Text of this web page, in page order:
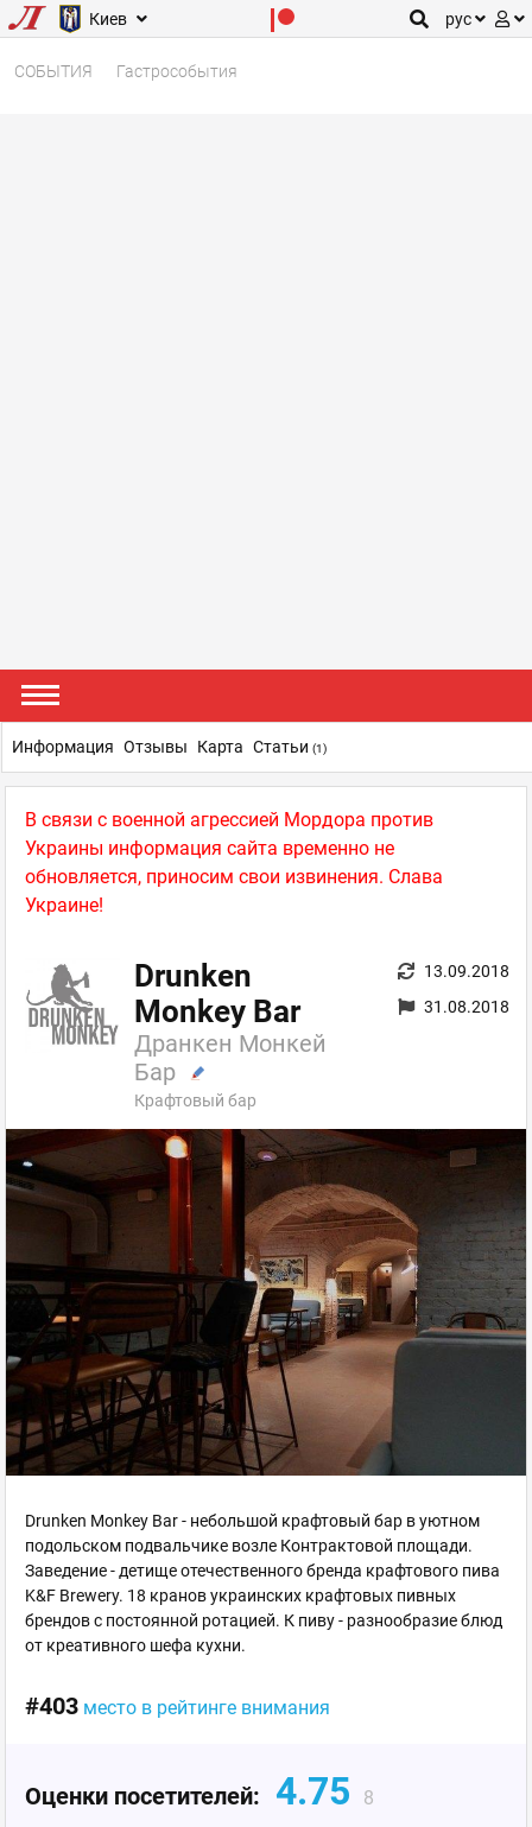
Киев рус
СОБЫТИЯ Гастрособытия
В связи с военной агрессией Мордора против
Украины информация сайта временно не
обновляется, приносим свои извинения. Слава
Украине!
Drunken
Monkey Bar
Дранкен Монкей
Бар
Крафтовый бар
13.09.2018
31.08.2018
Drunken Monkey Bar - небольшой крафтовый бар в уютном
подольском подвальчике возле Контрактовой площади.
Заведение - детище отечественного бренда крафтового пива
K&F Brewery. 18 кранов украинских крафтовых пивных
брендов с постоянной ротацией. К пиву - разнообразие блюд
от креативного шефа кухни.
#403 место в рейтинге внимания
Оценки посетителей: 4.75 8
Информация Отзывы Карта Статьи (1)